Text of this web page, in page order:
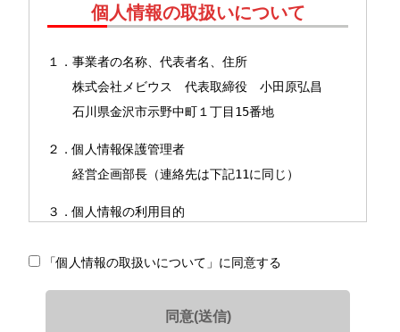
個人情報の取扱いについて
１．事業者の名称、代表者名、住所
株式会社メビウス 代表取締役 小田原弘昌
石川県金沢市示野中町１丁目15番地
２．個人情報保護管理者
経営企画部長（連絡先は下記11に同じ）
３．個人情報の利用目的
＊保有個人データとは、当社が開示、内容の
の提供の停止を行う権限を有する個人データを指しま
「個人情報の取扱いについて」に同意する